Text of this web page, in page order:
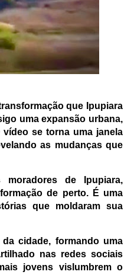
que Ipupiara
uma expansão urbana,
se torna uma janela
as mudanças que
moradores de Ipupiara,
de perto. É uma
que moldaram sua
cidade, formando uma
nas redes sociais
jovens vislumbrem o